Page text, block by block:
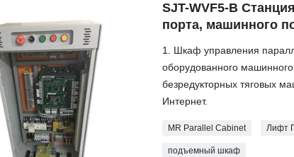
SJT-WVF5-B
порта, машинного
1. Шкаф управления
оборудованного
безредукторных тяговых
Интернет.
MR Parallel Cabinet Лифт
подъемный шкаф